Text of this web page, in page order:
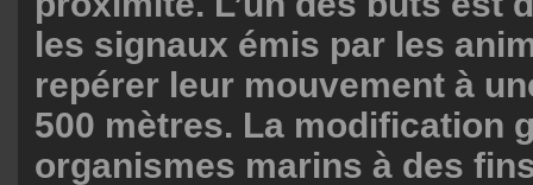
les signaux émis par les
repérer leur mouvement à
500 mètres. La modification
organismes marins à des